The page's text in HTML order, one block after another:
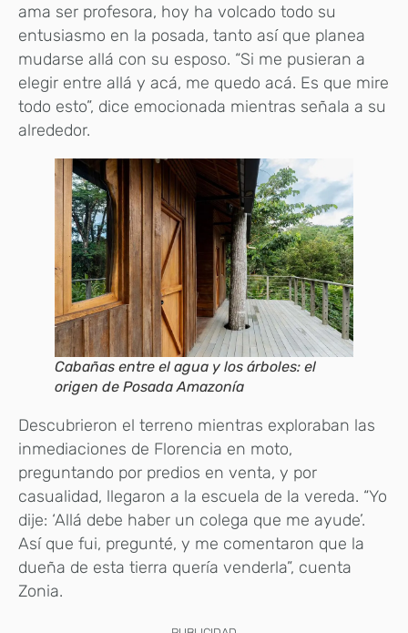
ama ser profesora, hoy ha volcado todo su
entusiasmo en la posada, tanto así que planea
mudarse allá con su esposo. “Si me pusieran a
elegir entre allá y acá, me quedo acá. Es que mire
todo esto”, dice emocionada mientras señala a su
alrededor.
Cabañas entre el agua y los árboles: el
origen de Posada Amazonía
Descubrieron el terreno mientras exploraban las
inmediaciones de Florencia en moto,
preguntando por predios en venta, y por
casualidad, llegaron a la escuela de la vereda. “Yo
dije: ‘Allá debe haber un colega que me ayude’.
Así que fui, pregunté, y me comentaron que la
dueña de esta tierra quería venderla”, cuenta
Zonia.